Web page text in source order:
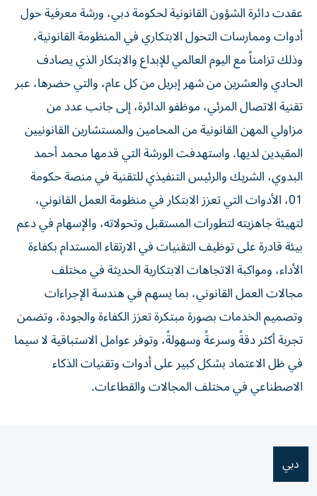
عقدت دائرة الشؤون القانونية لحكومة دبي، ورشة معرفية حول
أدوات وممارسات التحول الابتكاري في المنظومة القانونية،
وذلك تزامناً مع اليوم العالمي للإبداع والابتكار الذي يصادف
الحادي والعشرين من شهر إبريل من كل عام، والتي حضرها، عبر
تقنية الاتصال المرئي، موظفو الدائرة، إلى جانب عدد من
مزاولي المهن القانونية من المحامين والمستشارين القانونيين
المقيدين لديها. واستهدفت الورشة التي قدمها محمد أحمد
البدوي، الشريك والرئيس التنفيذي للتقنية في منصة حكومة
01، الأدوات التي تعزز الابتكار في منظومة العمل القانوني،
لتهيئة جاهزيته لتطورات المستقبل وتحولاته، والإسهام في دعم
بيئة قادرة على توظيف التقنيات في الارتقاء المستدام بكفاءة
الأداء، ومواكبة الاتجاهات الابتكارية الحديثة في مختلف
مجالات العمل القانوني، بما يسهم في هندسة الإجراءات
وتصميم الخدمات بصورة مبتكرة تعزز الكفاءة والجودة، وتضمن
تجربة أكثر دقةً وسرعةً وسهولةً، وتوفر عوامل الاستباقية لا سيما
في ظل الاعتماد بشكل كبير على أدوات وتقنيات الذكاء
الاصطناعي في مختلف المجالات والقطاعات.
دبي